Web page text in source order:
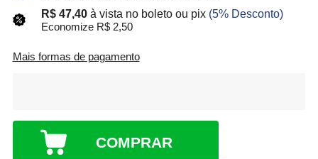
R$ 47,40 à vista no boleto ou pix (5% Desconto)
Economize R$ 2,50
Mais formas de pagamento
COMPRAR